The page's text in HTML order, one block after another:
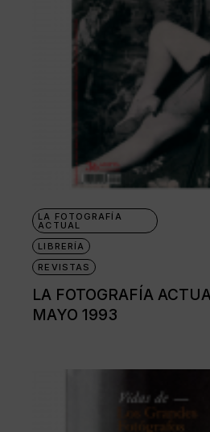
LA FOTOGRAFÍA
ACTUAL
LIBRERÍA
REVISTAS
LA FOTOGRAFÍA
MAYO 1993